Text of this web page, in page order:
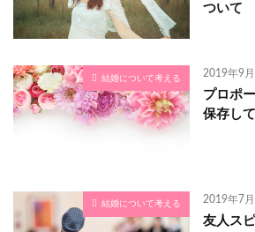
ついて
結婚について考える 2019年9月
プロポ
保存し
結婚について考える 2019年7
友人ス